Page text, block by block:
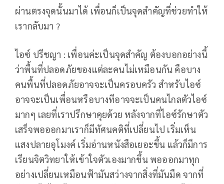
ผ่านตรงจุดนั้นมาได้ เพื่อนก็เป็นจุดสำคัญที่ช่วยทำให้
เรากลับมา ?
ไอซ์ ปรีชญา : เพื่อนค่ะเป็นจุดสำคัญ ต้องบอกอย่างนี้
ว่าพื้นที่ปลอดภัยของแต่ละคนไม่เหมือนกัน คือบาง
คนพื้นที่ปลอดภัยอาจจะเป็นครอบครัว สำหรับไอซ์
อาจจะเป็นเพื่อนหรือบางทีอาจจะเป็นคนไกลตัวไอซ์
มากๆ เลยที่เราปรึกษาคุยด้วย หลังจากที่ไอซ์รักษาตัว
เสร็จพอออกมาเราก็มีทัศนคติที่เปลี่ยนไป เริ่มเห็น
แสงปลายอุโมงค์ เริ่มอ่านหนังสือเยอะขึ้น แล้วก็มีการ
เรียนจิตวิทยาให้เข้าใจตัวเองมากขึ้น พอออกมาทุก
อย่างเปลี่ยนเหมือนฟ้ามันสว่างจากสิ่งที่มันมืด จากที่